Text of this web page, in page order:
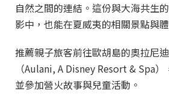
自然之間的連結。這份與大海共生
影中，也能在夏威夷的相關景點與
推薦親子旅客前往歐胡島的奧拉尼
（Aulani, A Disney Resort & Spa）
並參加營火故事與兒童活動。